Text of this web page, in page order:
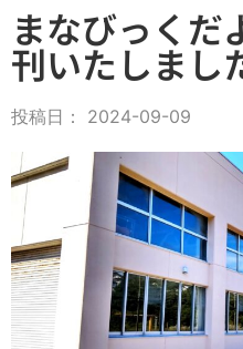
まなびっくだ
刊いたしまし
投稿日： 2024-09-09